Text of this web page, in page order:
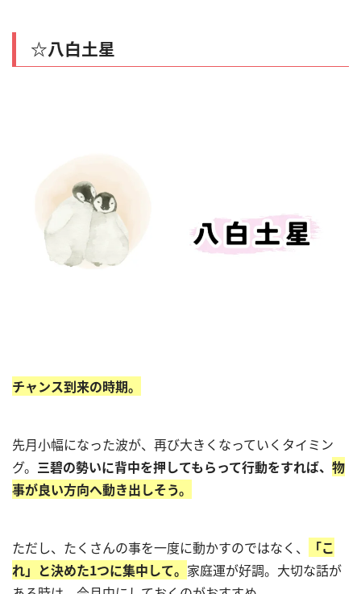
☆八白土星
チャンス到来の時期。
先月小幅になった波が、再び大きくなっていくタイミン
グ。 三碧の勢いに背中を押してもらって行動をすれば、 物
事が良い方向へ動き出しそう。
ただし、たくさんの事を一度に動かすのではなく、
「こ
れ」と決めた1つに集中して。 家庭運が好調。大切な話が